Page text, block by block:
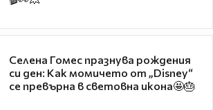
Селена Гомес празнува рождения
си ден: Как момичето от „Disney“
се превърна в световна икона🤩🎂